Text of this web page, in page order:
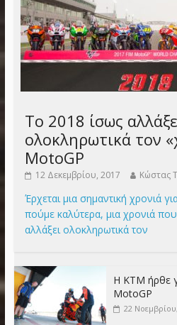
Το 2018 ίσως
ολοκληρωτικά τον
MotoGP
12 Δεκεμβρίου, 2017 Κώστας
Έρχεται μια σημαντική χρονιά
πούμε καλύτερα, μια χρονιά
αλλάξει ολοκληρωτικά τον
Η KTM ήρθε
MotoGP
22